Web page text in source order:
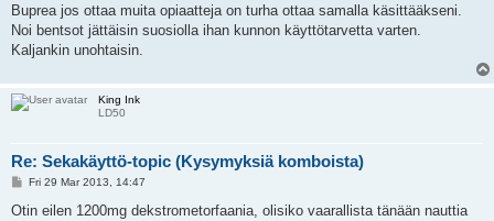
Buprea jos ottaa muita opiaatteja on turha ottaa samalla käsittääkseni.
Noi bentsot jättäisin suosiolla ihan kunnon käyttötarvetta varten.
Kaljankin unohtaisin.
King Ink
LD50
Re: Sekakäyttö-topic (Kysymyksiä komboista)
P
s
Fri 29 Mar 2013, 14:47
Otin eilen 1200mg dekstrometorfaania, olisiko vaarallista tänään nauttia